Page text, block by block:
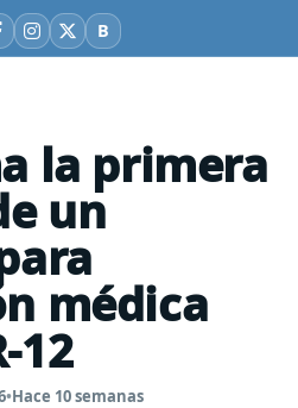
Instagram
X BBluesky
la primera
un
médica
12
•Hace 10 semanas